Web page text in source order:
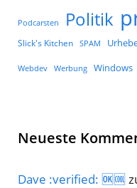
Podcarsten Politik
Slick's Kitchen SPAM
Webdev Werbung Windows
Neueste
Dave :verified: 🆗🆒